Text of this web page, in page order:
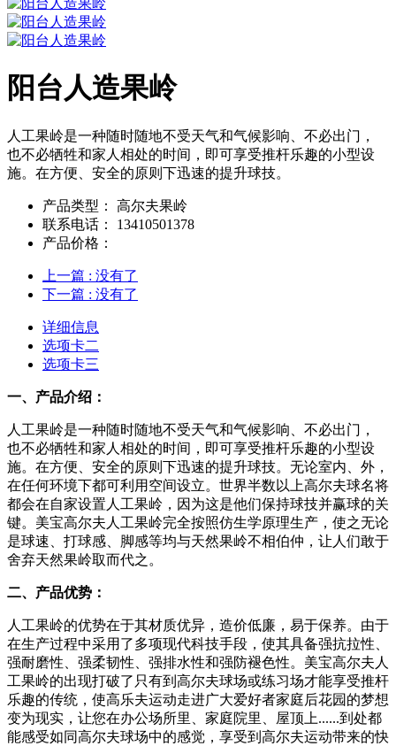
阳台人造果岭
人工果岭是一种随时随地不受天气和气候影响、不必出门，
也不必牺牲和家人相处的时间，即可享受推杆乐趣的小型设
施。在方便、安全的原则下迅速的提升球技。
产品类型：
高尔夫果岭
联系电话：
13410501378
产品价格：
上一篇 : 没有了
下一篇 : 没有了
详细信息
选项卡二
选项卡三
一、产品介绍：
人工果岭是一种随时随地不受天气和气候影响、不必出门，
也不必牺牲和家人相处的时间，即可享受推杆乐趣的小型设
施。在方便、安全的原则下迅速的提升球技。无论室内、外，
在任何环境下都可利用空间设立。世界半数以上高尔夫球名将
都会在自家设置人工果岭，因为这是他们保持球技并赢球的关
键。美宝高尔夫人工果岭完全按照仿生学原理生产，使之无论
是球速、打球感、脚感等均与天然果岭不相伯仲，让人们敢于
舍弃天然果岭取而代之。
二、产品优势：
人工果岭的优势在于其材质优异，造价低廉，易于保养。由于
在生产过程中采用了多项现代科技手段，使其具备强抗拉性、
强耐磨性、强柔韧性、强排水性和强防褪色性。美宝高尔夫人
工果岭的出现打破了只有到高尔夫球场或练习场才能享受推杆
乐趣的传统，使高乐夫运动走进广大爱好者家庭后花园的梦想
变为现实，让您在办公场所里、家庭院里、屋顶上......到处都
能感受如同高尔夫球场中的感觉，享受到高尔夫运动带来的快